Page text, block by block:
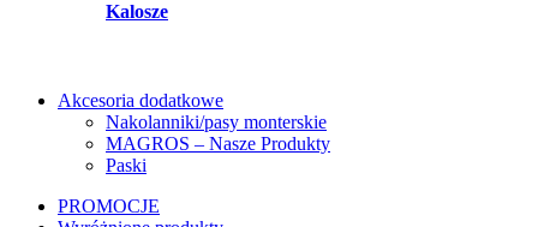
Kalosze
Akcesoria dodatkowe
Nakolanniki/pasy monterskie
MAGROS – Nasze Produkty
Paski
PROMOCJE